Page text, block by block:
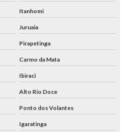
Itanhomi
Juruaia
Pirapetinga
Carmo da Mata
Ibiraci
Alto Rio Doce
Ponto dos Volantes
Igaratinga